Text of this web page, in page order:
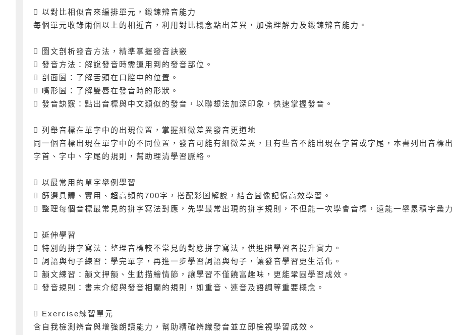
 以對比相似音來編排單元，鍛鍊辨音能力
每個單元收錄兩個以上的相近音，利用對比概念點出差異，加強理解力及鍛鍊辨音能力。
 圖文剖析發音方法，精準掌握發音訣竅
 發音方法：解說發音時需運用到的發音部位。
 剖面圖：了解舌頭在口腔中的位置。
 嘴形圖：了解雙唇在發音時的形狀。
 發音訣竅：點出音標與中文類似的發音，以聯想法加深印象，快速掌握發音。
 列舉音標在單字中的出現位置，掌握細微差異發音更道地
同一個音標出現在單字中的不同位置，發音可能有細微差異，且有些音不能出現在字首或字尾，本書列出音標
字首、字中、字尾的規則，幫助理清學習脈絡。
 以最常用的單字舉例學習
 篩選具體、實用、超高頻的700字，搭配彩圖解說，結合圖像記憶高效學習。
 整理每個音標最常見的拼字寫法對應，先學最常出現的拼字規則，不但能一次學會音標，還能一舉累積字彙
 延伸學習
 特別的拼字寫法：整理音標較不常見的對應拼字寫法，供進階學習者提升實力。
 詞語與句子練習：學完單字，再進一步學習詞語與句子，讓發音學習更生活化。
 韻文練習：韻文押韻、生動描繪情節，讓學習不僅饒富趣味，更能鞏固學習成效。
 發音規則：書末介紹與發音相關的規則，如重音、連音及語調等重要概念。
 Exercise練習單元
含自我檢測辨音與增強朗讀能力，幫助精確辨識發音並立即檢視學習成效。